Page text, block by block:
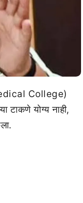
College)
टाकणे योग्य नाही,